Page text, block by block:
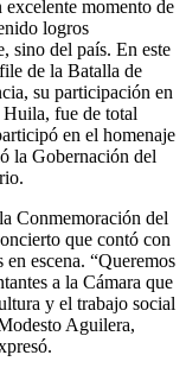
excelente momento de
logros
sino del país. En este
de la Batalla de
su participación en
fue de total
en el homenaje
la Gobernación del
Conmemoración del
que contó con
escena. “Queremos
a la Cámara que
y el trabajo social
Aguilera,